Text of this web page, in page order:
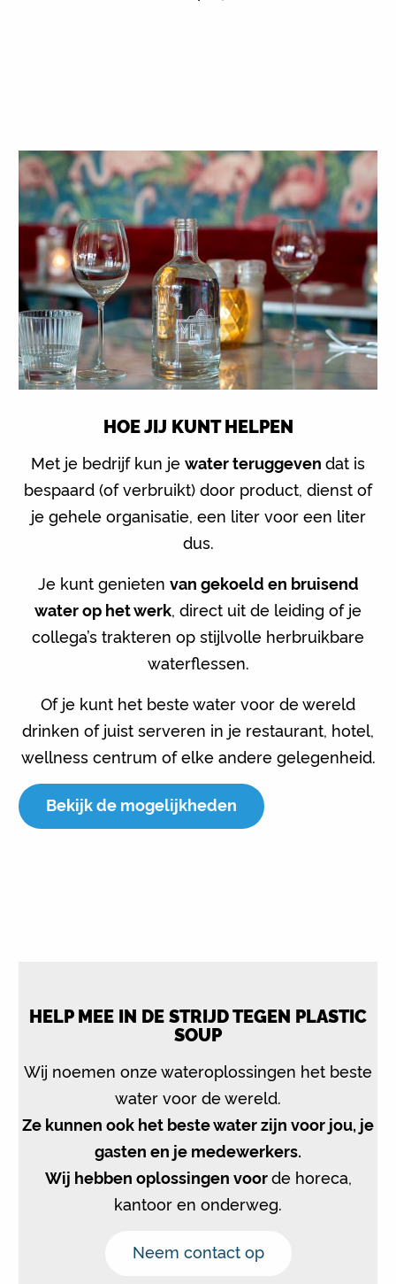
HOE JIJ KUNT HELPEN
Met je bedrijf kun je water teruggeven dat is
bespaard (of verbruikt) door product, dienst of
je gehele organisatie, een liter voor een liter
dus.
Je kunt genieten van gekoeld en bruisend
water op het werk, direct uit de leiding of je
collega’s trakteren op stijlvolle herbruikbare
waterflessen.
Of je kunt het beste water voor de wereld
drinken of juist serveren in je restaurant, hotel,
wellness centrum of elke andere gelegenheid.
Bekijk de mogelijkheden
HELP MEE IN DE STRIJD TEGEN PLASTIC
SOUP
Wij noemen onze wateroplossingen het beste
water voor de wereld.
Ze kunnen ook het beste water zijn voor jou, je
gasten en je medewerkers.
Wij hebben oplossingen voorde horeca,
kantoor en onderweg.
Neem contact op